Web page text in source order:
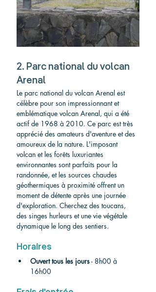
2. Parc national du volcan
Arenal
Le parc national du volcan Arenal est
célèbre pour son impressionnant et
emblématique volcan Arenal, qui a été
actif de 1968 à 2010. Ce parc est très
apprécié des amateurs d'aventure et des
amoureux de la nature. L'imposant
volcan et les forêts luxuriantes
environnantes sont parfaits pour la
randonnée, et les sources chaudes
géothermiques à proximité offrent un
moment de détente après une journée
d'exploration. Cherchez des toucans,
des singes hurleurs et une vie végétale
dynamique le long des sentiers.
Horaires
Ouvert tous les jours - 8h00 à
16h00